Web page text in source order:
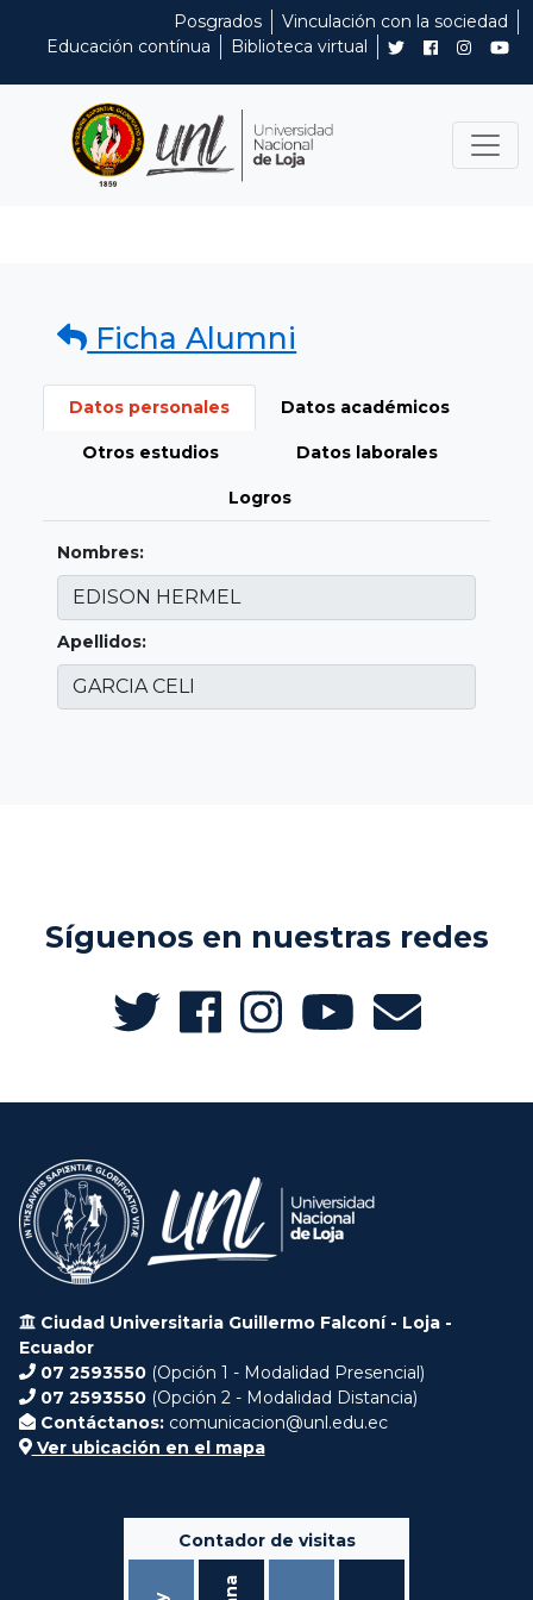
Posgrados
Vinculación con la sociedad
Educación contínua
Biblioteca virtual
Ficha Alumni
Datos personales Datos académicos
Otros estudios Datos laborales
Logros
Nombres:
Apellidos:
Síguenos en nuestras redes
Ciudad Universitaria Guillermo Falconí - Loja -
Ecuador
07 2593550 (Opción 1 - Modalidad Presencial)
07 2593550 (Opción 2 - Modalidad Distancia)
Contáctanos: comunicacion@unl.edu.ec
Ver ubicación en el mapa
Contador de visitas